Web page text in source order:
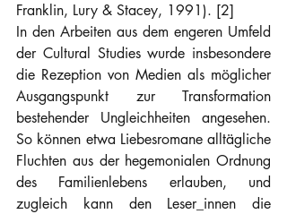
Franklin, Lury & Stacey, 1991). [2]
In den Arbeiten aus dem engeren Umfeld
der Cultural Studies wurde insbesondere
die Rezeption von Medien als möglicher
Ausgangspunkt zur Transformation
bestehender Ungleichheiten angesehen.
So können etwa Liebesromane alltägliche
Fluchten aus der hegemonialen Ordnung
des Familienlebens erlauben, und
zugleich kann den Leser_innen die